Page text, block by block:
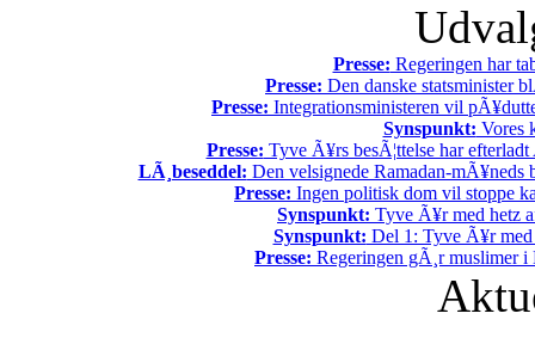
Presse: Regeringen har
Presse: Den danske statsminister
Presse: Integrationsministeren vil
Synspunkt: Vores
Presse: Tyve Ã¥rs besÃ¦ttelse har
LÃ¸beseddel: Den velsignede Ramadan-mÃ¥neds
Presse: Ingen politisk dom vil stoppe
Synspunkt: Tyve Ã¥r med hetz
Synspunkt: Del 1: Tyve Ã¥r med
Presse: Regeringen gÃ¸r muslimer